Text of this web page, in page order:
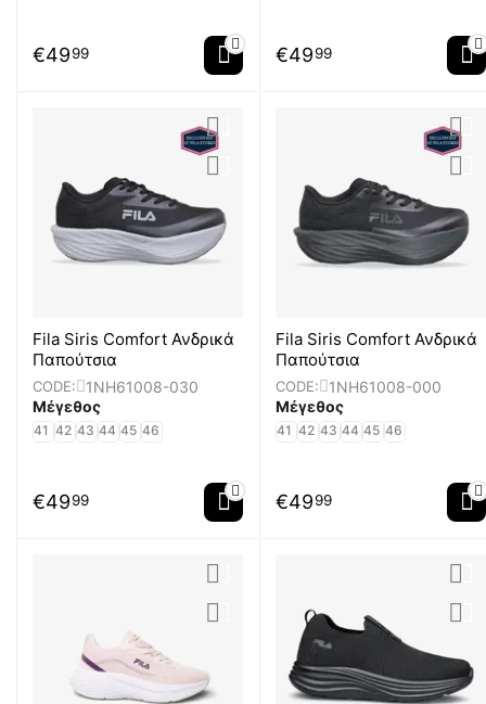
€4999 €4999
Fila Siris Comfort Ανδρικά
Παπούτσια
CODE:
1NH61008-030
Μέγεθος
41 42 43 44 45 46
€4999
Fila Siris Comfort Ανδρικά
Παπούτσια
CODE:
1NH61008-000
Μέγεθος
41 42 43 44 45 46
€4999